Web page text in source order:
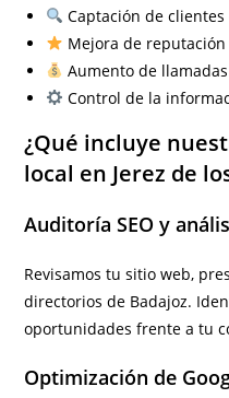
Captación de
Mejora de
Aumento de
Control de la
¿Qué incluye
local en Jerez de
Auditoría SEO y
Revisamos tu sitio web,
directorios de Badajoz.
oportunidades frente a tu
Optimización de